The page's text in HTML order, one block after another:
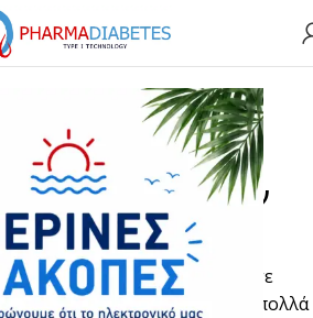
προς το παρόν
ταμείο, πρέπει να προσθέσετε
αγορών σας. Θα βρείτε πολλά